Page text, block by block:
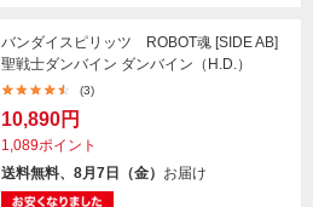
バンダイスピリッツ ROBOT魂 [SIDE AB]
聖戦士ダンバイン ダンバイン（H.D.）
(3)
10,890円
1,089ポイント
送料無料、8月7日（金） お届け